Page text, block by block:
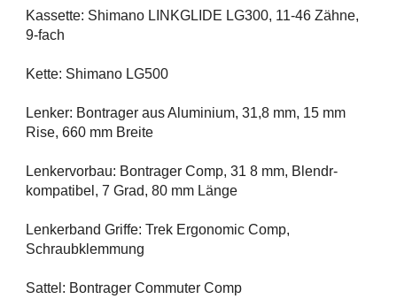
Kassette: Shimano LINKGLIDE LG300, 11-46 Zähne,
9-fach
Kette: Shimano LG500
Lenker: Bontrager aus Aluminium, 31,8 mm, 15 mm
Rise, 660 mm Breite
Lenkervorbau: Bontrager Comp, 31 8 mm, Blendr-
kompatibel, 7 Grad, 80 mm Länge
Lenkerband Griffe: Trek Ergonomic Comp,
Schraubklemmung
Sattel: Bontrager Commuter Comp